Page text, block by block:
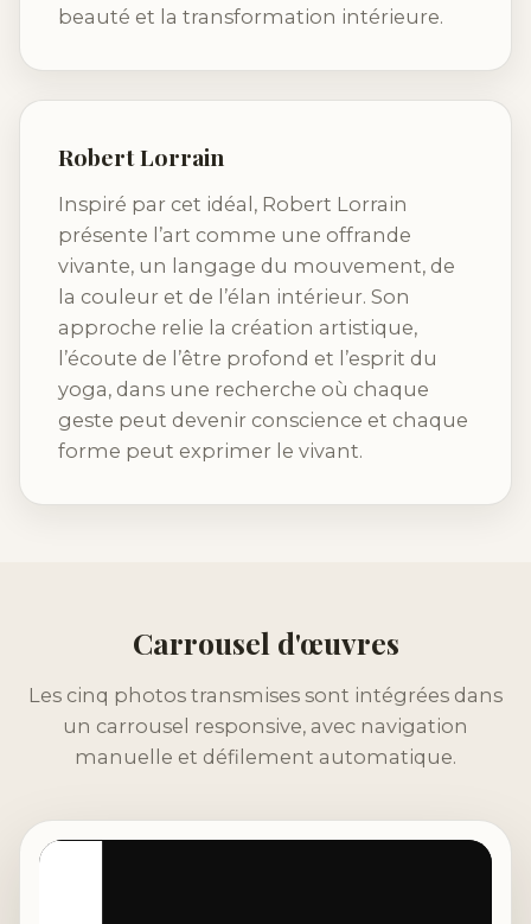
beauté et la transformation intérieure.
Robert Lorrain
Inspiré par cet idéal, Robert Lorrain
présente l’art comme une offrande
vivante, un langage du mouvement, de
la couleur et de l’élan intérieur. Son
approche relie la création artistique,
l’écoute de l’être profond et l’esprit du
yoga, dans une recherche où chaque
geste peut devenir conscience et chaque
forme peut exprimer le vivant.
Carrousel d'œuvres
Les cinq photos transmises sont intégrées dans
un carrousel responsive, avec navigation
manuelle et défilement automatique.